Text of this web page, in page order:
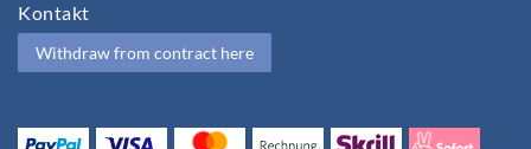
Kontakt
Withdraw from contract here